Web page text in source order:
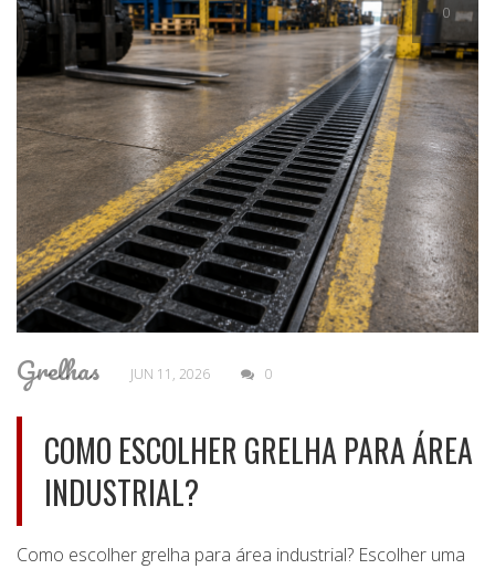
0
Grelhas JUN 11, 2026 0
COMO ESCOLHER GRELHA PARA ÁREA
INDUSTRIAL?
Como escolher grelha para área industrial? Escolher uma